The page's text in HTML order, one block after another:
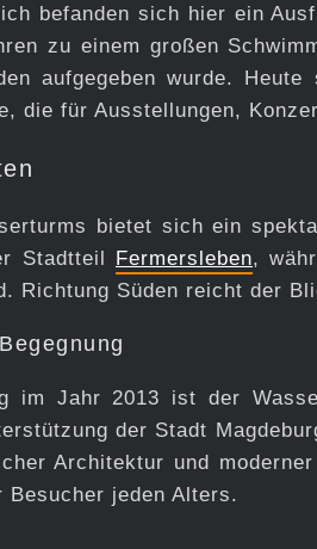
befanden sich hier ein
zu einem großen
aufgegeben wurde.
die für Ausstellungen,
bietet sich ein
Stadtteil Fermersleben,
Richtung Süden reicht der
im Jahr 2013 ist der
der Stadt
Architektur und
jeden Alters.